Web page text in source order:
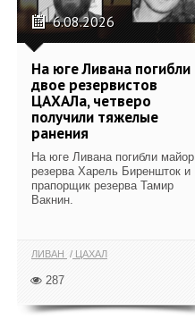
6.08.2026
На юге Ливана погибли
двое резервистов
ЦАХАЛа, четверо
получили тяжелые
ранения
На юге Ливана погибли майор
резерва Харель Биреншток и
прапорщик резерва Тамир
Вакнин.
ЛИВАН ЦАХАЛ
287